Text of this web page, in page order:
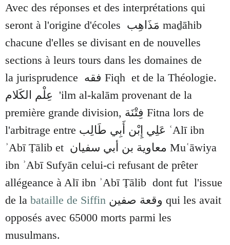
Avec des réponses et des interprétations qui
seront à l'origine d'écoles مَذَاهِب maḏāhib
chacune d'elles se divisant en de nouvelles
sections à leurs tours dans les domaines de
la jurisprudence فقه Fiqh et de la Théologie.
عِلْم الكَلام 'ilm al-kalām provenant de la
première grande division, فِتْنَة Fitna lors de
l'arbitrage entre عَلِي إِبْن أَبِي طَالِب ʿAlī ibn
ʾAbī Ṭālib et معاوية بن أبي سفيان Muʿāwiya
ibn ʾAbī Sufyān celui-ci refusant de prêter
allégeance à Alī ibn ʾAbī Ṭālib dont fut l'issue
de la bataille de Siffin وقعة صفين qui les avait
opposés avec 65000 morts parmi les
musulmans.